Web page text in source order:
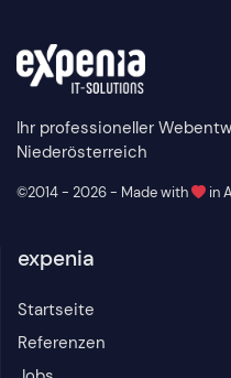
Ihr professioneller
Niederösterreich
©2014 - 2026 - Made with in
expenia
Startseite
Referenzen